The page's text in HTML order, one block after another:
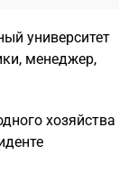
университет
менеджер,
хозяйства